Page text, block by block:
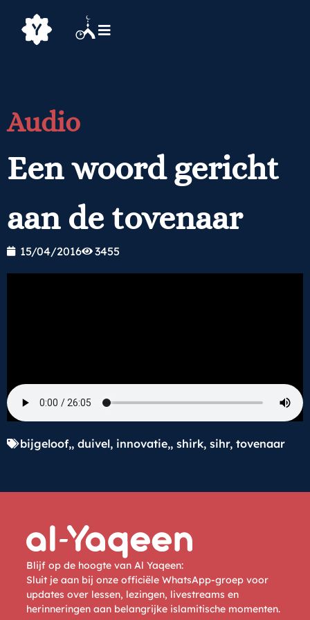
Audio
Een woord gericht
aan de tovenaar
15/04/2016 3455
bijgeloof,, duivel, innovatie,, shirk, sihr, tovenaar
Blijf op de hoogte van Al Yaqeen:
Sluit je aan bij onze officiële WhatsApp-groep voor
updates over lessen, lezingen, livestreams en
herinneringen aan belangrijke islamitische momenten.